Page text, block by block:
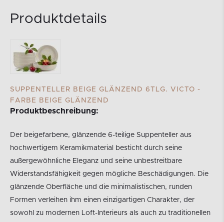
Produktdetails
SUPPENTELLER BEIGE GLÄNZEND 6TLG. VICTO -
FARBE BEIGE GLÄNZEND
Produktbeschreibung:
Der beigefarbene, glänzende 6-teilige Suppenteller aus
hochwertigem Keramikmaterial besticht durch seine
außergewöhnliche Eleganz und seine unbestreitbare
Widerstandsfähigkeit gegen mögliche Beschädigungen. Die
glänzende Oberfläche und die minimalistischen, runden
Formen verleihen ihm einen einzigartigen Charakter, der
sowohl zu modernen Loft-Interieurs als auch zu traditionellen